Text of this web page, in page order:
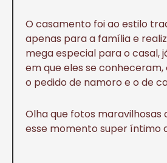
O casamento foi ao estilo
apenas para a família e
mega especial para o casal,
em que eles se
o pedido de namoro e o de
Olha que fotos maravilhosas
esse momento super íntimo